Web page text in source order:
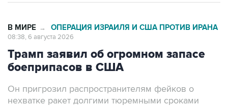
В МИРЕ → ОПЕРАЦИЯ ИЗРАИЛЯ И США ПРОТИВ ИРАНА
08:38, 6 августа 2026
Трамп заявил об огромном запасе
боеприпасов в США
Он пригрозил распространителям фейков о
нехватке ракет долгими тюремными сроками